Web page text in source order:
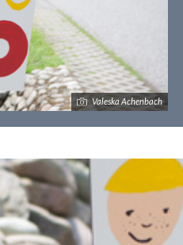
Valeska Achenbach